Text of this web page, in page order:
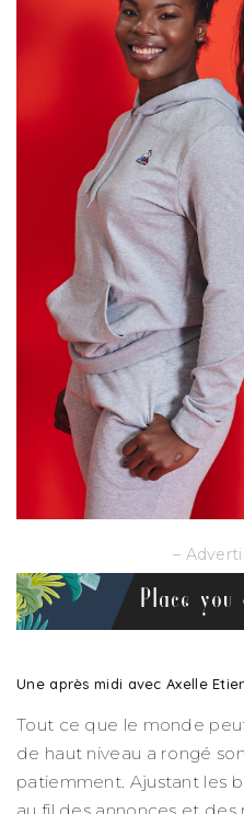
–
Une après midi avec Axelle
Tout ce que le monde
de haut niveau a rongé
patiemment. Ajustant les